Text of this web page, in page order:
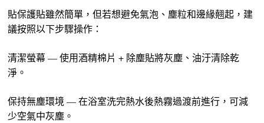
貼保護貼雖然簡單，但若想避免氣泡、塵粒和邊緣翹起，建
議按照以下步驟操作：
清潔螢幕 — 使用酒精棉片 + 除塵貼將灰塵、油汙清除乾
淨。
保持無塵環境 — 在浴室洗完熱水後熱霧過渡前進行，可減
少空氣中灰塵。